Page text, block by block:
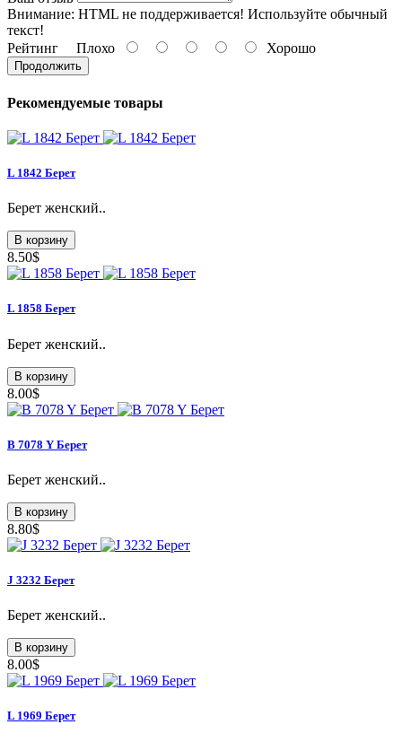
Внимание: HTML не поддерживается! Используйте обычный
текст!
Рейтинг Плохо Хорошо
Продолжить
Рекомендуемые товары
L 1842 Берет
Берет женский..
В корзину
8.50$
L 1858 Берет
Берет женский..
В корзину
8.00$
B 7078 Y Берет
Берет женский..
В корзину
8.80$
J 3232 Берет
Берет женский..
В корзину
8.00$
L 1969 Берет